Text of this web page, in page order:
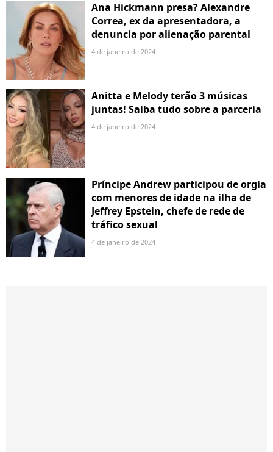
Ana Hickmann presa? Alexandre
Correa, ex da apresentadora, a
denuncia por alienação parental
4 de janeiro de 2024
Anitta e Melody terão 3 músicas
juntas! Saiba tudo sobre a parceria
4 de janeiro de 2024
Príncipe Andrew participou de orgia
com menores de idade na ilha de
Jeffrey Epstein, chefe de rede de
tráfico sexual
4 de janeiro de 2024